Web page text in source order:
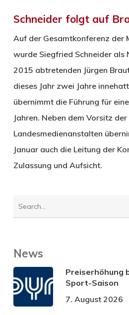
Schneider folgt auf
Auf der Gesamtkonferenz der
wurde Siegfried Schneider als
2015 abtretenden Jürgen
dieses Jahr zwei Jahre
übernimmt die Führung für
Jahren. Neben dem Vorsitz der
Landesmedienanstalten
Januar auch die Leitung der
Zulassung und Aufsicht.
News
Preiserhöhung
Sport-Saison
7. August 2026